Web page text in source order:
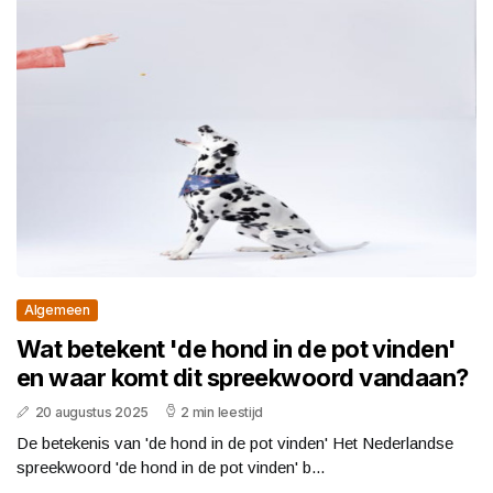
Algemeen
Wat betekent 'de hond in de pot vinden'
en waar komt dit spreekwoord vandaan?
20 augustus 2025 2 min leestijd
De betekenis van 'de hond in de pot vinden' Het Nederlandse
spreekwoord 'de hond in de pot vinden' b...